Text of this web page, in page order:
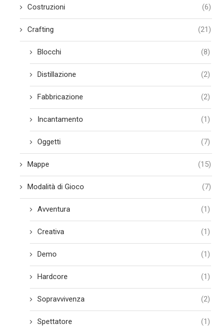
Costruzioni (6)
Crafting (21)
Blocchi (8)
Distillazione (2)
Fabbricazione (2)
Incantamento (1)
Oggetti (7)
Mappe (15)
Modalità di Gioco (7)
Avventura (1)
Creativa (1)
Demo (1)
Hardcore (1)
Sopravvivenza (2)
Spettatore (1)